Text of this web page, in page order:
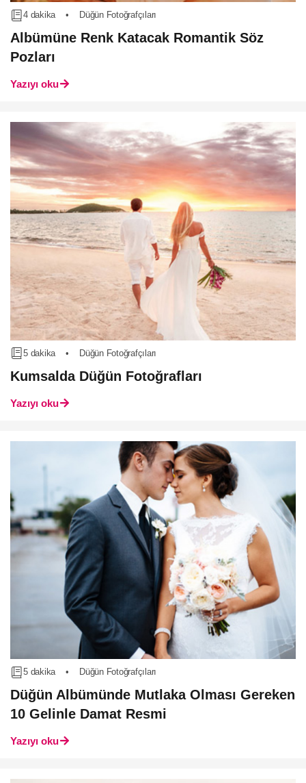
4 dakika • Düğün Fotoğrafçıları
Albümüne Renk Katacak Romantik Söz
Pozları
Yazıyı oku
5 dakika • Düğün Fotoğrafçıları
Kumsalda Düğün Fotoğrafları
Yazıyı oku
5 dakika • Düğün Fotoğrafçıları
Düğün Albümünde Mutlaka Olması Gereken
10 Gelinle Damat Resmi
Yazıyı oku